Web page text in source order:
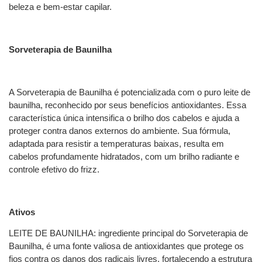
beleza e bem-estar capilar.
Sorveterapia de Baunilha
A Sorveterapia de Baunilha é potencializada com o puro leite de
baunilha, reconhecido por seus benefícios antioxidantes. Essa
característica única intensifica o brilho dos cabelos e ajuda a
proteger contra danos externos do ambiente. Sua fórmula,
adaptada para resistir a temperaturas baixas, resulta em
cabelos profundamente hidratados, com um brilho radiante e
controle efetivo do frizz.
Ativos
LEITE DE BAUNILHA: ingrediente principal do Sorveterapia de
Baunilha, é uma fonte valiosa de antioxidantes que protege os
fios contra os danos dos radicais livres, fortalecendo a estrutura